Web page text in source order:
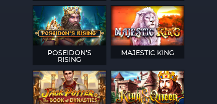
POSEIDON'S
RISING
MAJESTIC KING